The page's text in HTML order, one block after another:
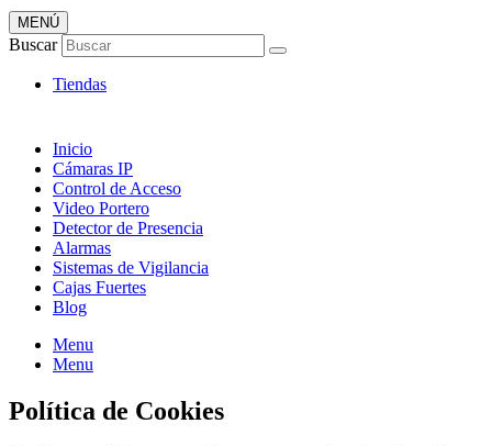
Artículos de Vigilancia
Envió 24/7!!!
MENÚ
Buscar
Tiendas
Inicio
Cámaras IP
Control de Acceso
Video Portero
Detector de Presencia
Alarmas
Sistemas de Vigilancia
Cajas Fuertes
Blog
Menu
Menu
Política de Cookies